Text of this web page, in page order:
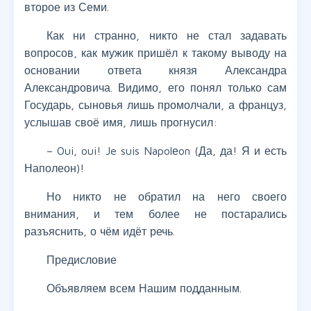
второе из Семи.
Как ни странно, никто не стал задавать
вопросов, как мужик пришёл к такому выводу на
основании ответа князя Александра
Александровича. Видимо, его понял только сам
Государь, сыновья лишь промолчали, а француз,
услышав своё имя, лишь прогнусил:
– Oui, oui! Je suis Napolеon (Да, да! Я и есть
Наполеон)!
Но никто не обратил на него своего
внимания, и тем более не постарались
разъяснить, о чём идёт речь.
Предисловие
Объявляем всем Нашим подданным.